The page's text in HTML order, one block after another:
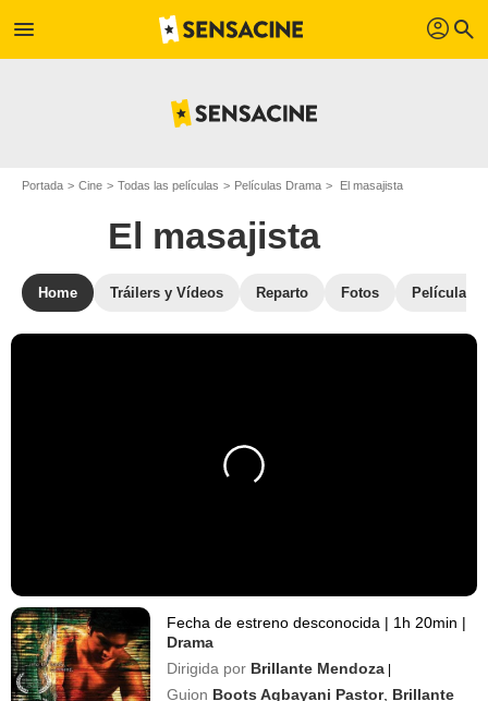
menu profil search
Portada Cine Todas las películas Películas Drama El masajista
El masajista
Home Tráilers y Vídeos Reparto Fotos Películas
Fecha de estreno desconocida | 1h 20min |
Drama
Dirigida por Brillante Mendoza |
Guion Boots Agbayani Pastor, Brillante